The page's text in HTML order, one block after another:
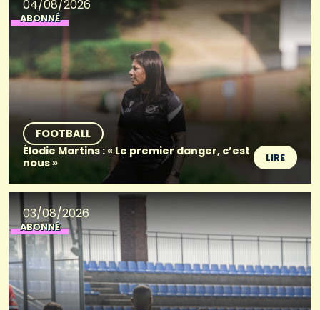
04/08/2026
ABONNÉ
FOOTBALL
Élodie Martins : « Le premier danger, c’est
nous »
LIRE
03/08/2026
ABONNÉ